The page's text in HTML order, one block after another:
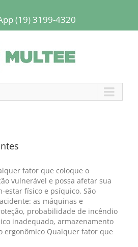
(19) 3199-4320
fator que coloque o
vulnerável e possa afetar sua
estar físico e psíquico. São
as máquinas e
probabilidade de incêndio
inadequado, armazenamento
ergonômico Qualquer fator que